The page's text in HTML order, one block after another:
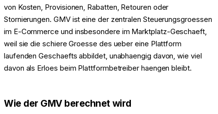
von Kosten, Provisionen, Rabatten, Retouren oder
Stornierungen. GMV ist eine der zentralen Steuerungsgroessen
im E-Commerce und insbesondere im Marktplatz-Geschaeft,
weil sie die schiere Groesse des ueber eine Plattform
laufenden Geschaefts abbildet, unabhaengig davon, wie viel
davon als Erloes beim Plattformbetreiber haengen bleibt.
Wie der GMV berechnet wird